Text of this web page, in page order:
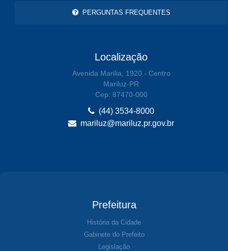
PERGUNTAS FREQUENTES
Localização
Avenida Marilia, 1920 - Centro
Mariluz-PR
Cep: 87470-000
(44) 3534-8000
mariluz@mariluz.pr.gov.br
Prefeitura
História da Cidade
Gabinete do Prefeito
Legislação